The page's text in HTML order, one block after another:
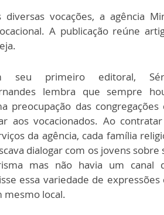
vocações, a agência
A publicação reúne
seu primeiro editoral,
lembra que sempre
preocupação das congregações
aos vocacionados. Ao
da agência, cada família
dialogar com os jovens sobre
mas não havia um canal
essa variedade de expressões
mesmo local.